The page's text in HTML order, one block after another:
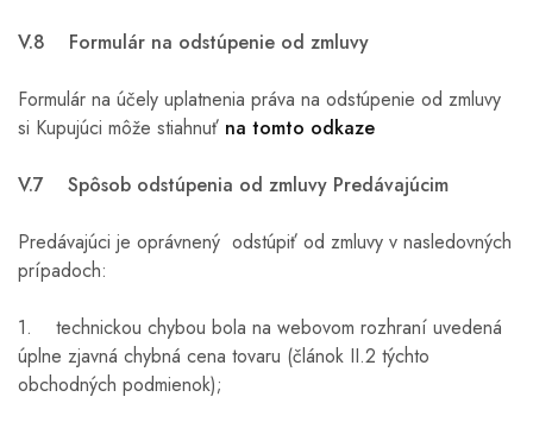
V.8 Formulár na odstúpenie od zmluvy
Formulár na účely uplatnenia práva na odstúpenie od zmluvy
si Kupujúci môže stiahnuť na tomto odkaze
V.7 Spôsob odstúpenia od zmluvy Predávajúcim
Predávajúci je oprávnený odstúpiť od zmluvy v nasledovných
prípadoch:
1. technickou chybou bola na webovom rozhraní uvedená
úplne zjavná chybná cena tovaru (článok II.2 týchto
obchodných podmienok);